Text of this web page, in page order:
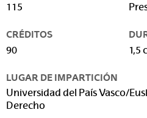
115
CRÉDITOS
90
1,5
LUGAR DE IMPARTICIÓN
Universidad del País Vasco/
Derecho